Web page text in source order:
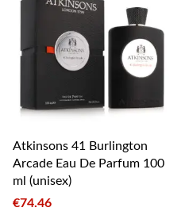
Atkinsons 41 Burlington
Arcade Eau De Parfum 100
ml (unisex)
€74.46